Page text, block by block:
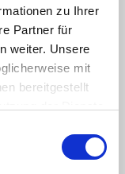
zu Ihrer
Partner für
weiter. Unsere
mit
bereitgestellt
nutzen.